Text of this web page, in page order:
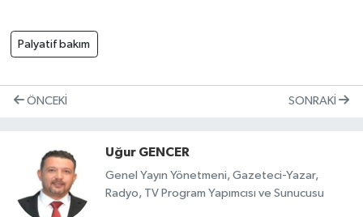
Palyatif bakım
ÖNCEKI SONRAKI
Uğur GENCER
Genel Yayın Yönetmeni, Gazeteci-Yazar,
Radyo, TV Program Yapımcısı ve Sunucusu